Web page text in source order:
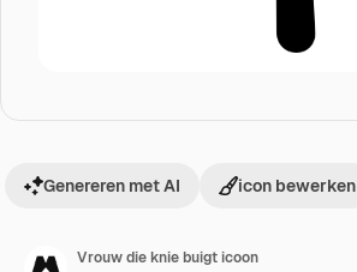
Genereren met AI icon bewerken
Vrouw die knie buigt icoon